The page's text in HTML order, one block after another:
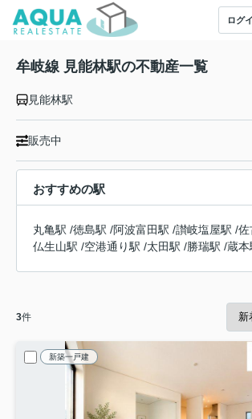
ログ
牟岐線 見能林駅の不動産一覧
見能林駅
販売中
おすすめの駅
丸亀駅 /徳島駅 /阿波富田駅 /讃岐塩屋駅 /佐
仏生山駅 /空港通り駅 /太田駅 /勝瑞駅 /蔵本
3件
新築一戸建